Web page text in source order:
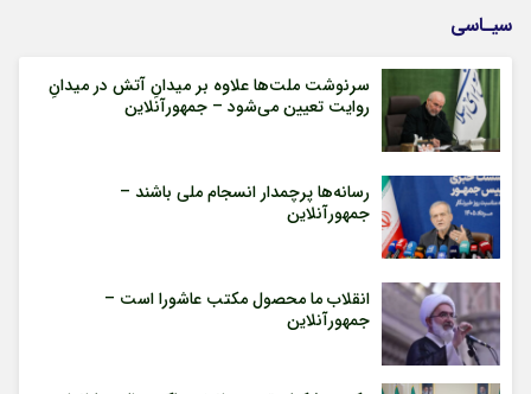
سیـاسی
سرنوشت ملت‌ها علاوه بر میدانِ آتش در میدانِ
روایت تعیین می‌شود – جمهورآنلاین
رسانه‌ها پرچمدار انسجام ملی باشند –
جمهورآنلاین
انقلاب ما محصول مکتب عاشورا است –
جمهورآنلاین